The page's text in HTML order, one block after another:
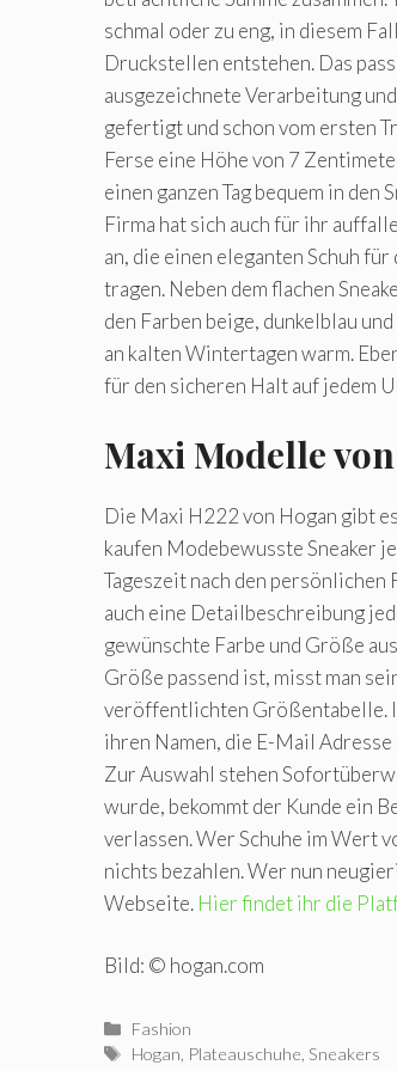
schmal oder zu eng, in diesem
Druckstellen entstehen. Das
ausgezeichnete Verarbeitung
gefertigt und schon vom ersten
Ferse eine Höhe von 7
einen ganzen Tag bequem in
Firma hat sich auch für ihr
an, die einen eleganten Schuh
tragen. Neben dem flachen
den Farben beige, dunkelblau
an kalten Wintertagen warm.
für den sicheren Halt auf jedem
Maxi Modelle
Die Maxi H222 von Hogan gibt
kaufen Modebewusste Sneaker
Tageszeit nach den
auch eine Detailbeschreibung
gewünschte Farbe und Größe
Größe passend ist, misst man
veröffentlichten Größentabelle.
ihren Namen, die E-Mail
Zur Auswahl stehen
wurde, bekommt der Kunde ein
verlassen. Wer Schuhe im Wert
nichts bezahlen. Wer nun
Webseite. Hier findet ihr die
Bild: © hogan.com
Kategorien
Fashion
Schlagwörter
Hogan Plateauschuhe Sneakers